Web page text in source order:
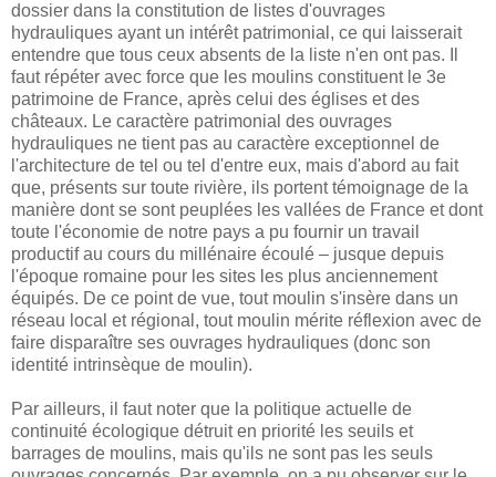
dossier dans la constitution de listes d'ouvrages
hydrauliques ayant un intérêt patrimonial, ce qui laisserait
entendre que tous ceux absents de la liste n'en ont pas. Il
faut répéter avec force que les moulins constituent le 3e
patrimoine de France, après celui des églises et des
châteaux. Le caractère patrimonial des ouvrages
hydrauliques ne tient pas au caractère exceptionnel de
l'architecture de tel ou tel d'entre eux, mais d'abord au fait
que, présents sur toute rivière, ils portent témoignage de la
manière dont se sont peuplées les vallées de France et dont
toute l'économie de notre pays a pu fournir un travail
productif au cours du millénaire écoulé – jusque depuis
l'époque romaine pour les sites les plus anciennement
équipés. De ce point de vue, tout moulin s'insère dans un
réseau local et régional, tout moulin mérite réflexion avec de
faire disparaître ses ouvrages hydrauliques (donc son
identité intrinsèque de moulin).
Par ailleurs, il faut noter que la politique actuelle de
continuité écologique détruit en priorité les seuils et
barrages de moulins, mais qu'ils ne sont pas les seuls